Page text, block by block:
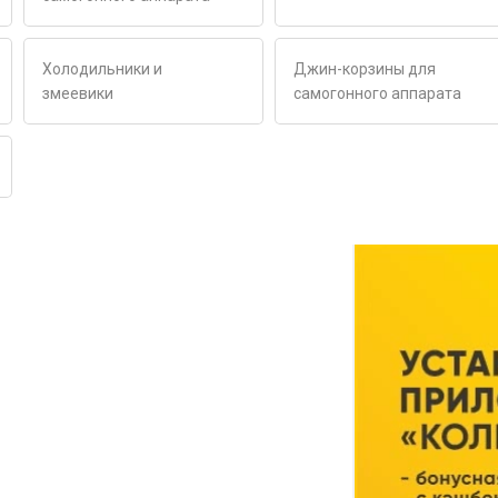
Холодильники и
змеевики
Джин-корзины для
самогонного аппарата